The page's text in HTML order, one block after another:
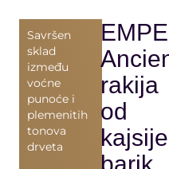
Savršen
sklad
između
voćne
punoće i
plemenitih
tonova
drveta
rakija
od